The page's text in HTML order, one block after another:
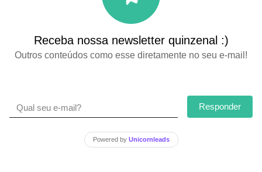
Receba nossa newsletter quinzenal :)
Outros conteúdos como esse diretamente no seu e-mail!
Responder
Powered by Unicornleads